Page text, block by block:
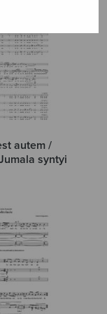
autem /
syntyi